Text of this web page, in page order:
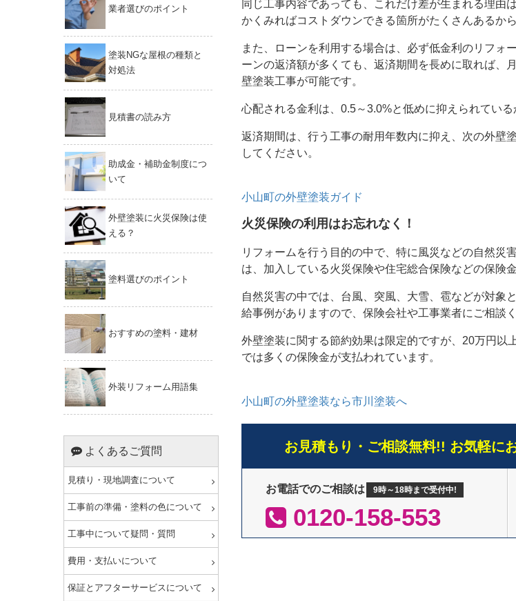
業者選びのポイント
塗装NGな屋根の種類と
対処法
見積書の読み方
助成金・補助金制度につ
いて
外壁塗装に火災保険は使
える？
塗料選びのポイント
おすすめの塗料・建材
外装リフォーム用語集
よくあるご質問
見積り・現地調査について
工事前の準備・塗料の色について
工事中について疑問・質問
費用・支払いについて
保証とアフターサービスについて
同じ工事内容であっても、これだけ差が生まれる理由
かくみればコストダウンできる箇所がたくさんあるから
また、ローンを利用する場合は、必ず低金利のリフォ
ーンの返済額が多くても、返済期間を長めに取れば、
壁塗装工事が可能です。
心配される金利は、0.5～3.0%と低めに抑えられている
返済期間は、行う工事の耐用年数内に抑え、次の外壁
してください。
小山町の外壁塗装ガイド
火災保険の利用はお忘れなく！
リフォームを行う目的の中で、特に風災などの自然災
は、加入している火災保険や住宅総合保険などの保険
自然災害の中では、台風、突風、大雪、雹などが対象
給事例がありますので、保険会社や工事業者にご相談く
外壁塗装に関する節約効果は限定的ですが、20万円以
では多くの保険金が支払われています。
小山町の外壁塗装なら市川塗装へ
お見積もり・ご相談無料!! お気軽に
お電話でのご相談は 9時～18時まで受付中!
0120-158-553